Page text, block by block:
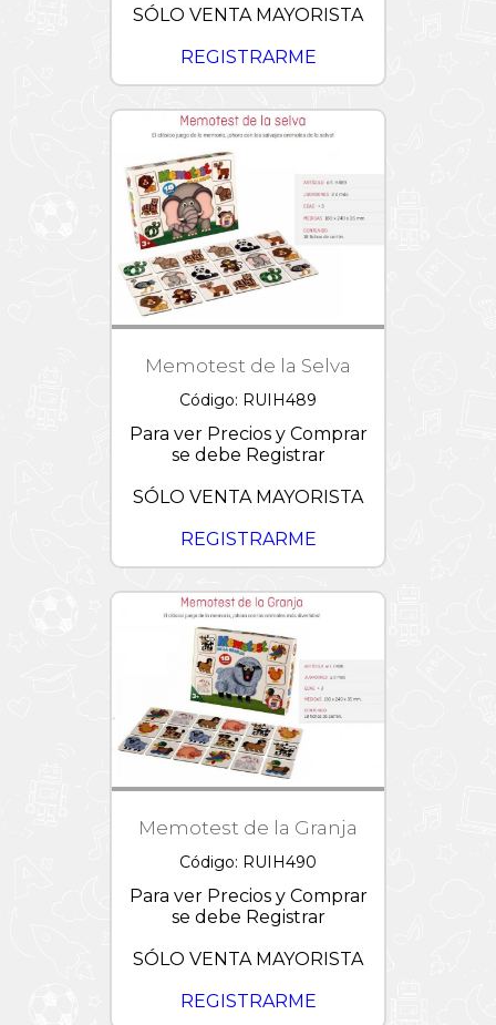
SÓLO VENTA MAYORISTA
REGISTRARME
Memotest de la Selva
Código: RUIH489
Para ver Precios y Comprar
se debe Registrar
SÓLO VENTA MAYORISTA
REGISTRARME
Memotest de la Granja
Código: RUIH490
Para ver Precios y Comprar
se debe Registrar
SÓLO VENTA MAYORISTA
REGISTRARME